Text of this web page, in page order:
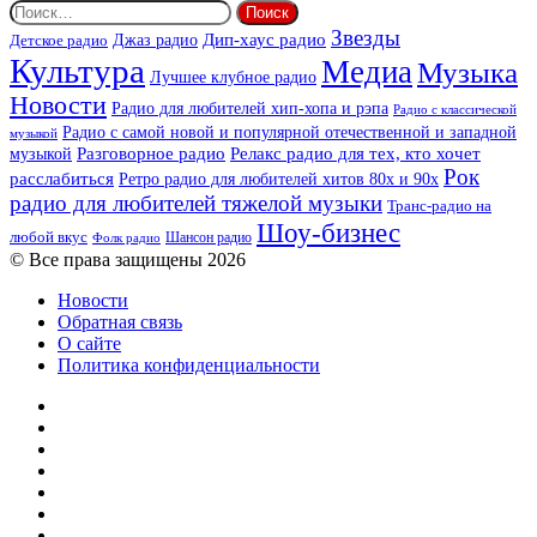
Найти:
Детское радио Джаз радио Дип-хаус радио Звезды
Культура Лучшее клубное радио МедиаМузыка
Новости Радио для любителей хип-хопа и рэпа Радио с классической
музыкой Радио с самой новой и популярной отечественной и западной
музыкой Разговорное радио Релакс радио для тех, кто хочет
расслабиться Ретро радио для любителей хитов 80х и 90х Рок
радио для любителей тяжелой музыки Транс-радио на
любой вкус Фолк радио Шансон радио Шоу-бизнес
© Все права защищены 2026
Новости
Обратная связь
О сайте
Политика конфиденциальности